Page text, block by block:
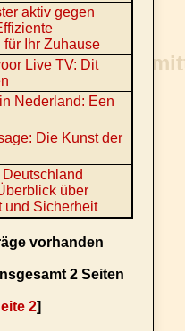
aktiv gegen
für Ihr Zuhause
Live TV: Dit
Nederland: Een
Die Kunst der
über
und Sicherheit
vorhanden
2 Seiten
2]